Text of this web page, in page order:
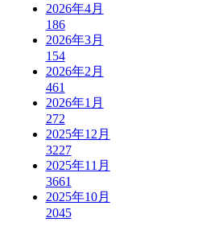
2026年4月
186
2026年3月
154
2026年2月
461
2026年1月
272
2025年12月
3227
2025年11月
3661
2025年10月
2045